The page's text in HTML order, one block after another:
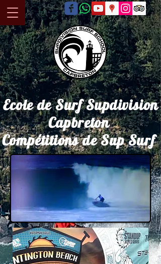
Ecole de Surf Supdivision
Capbreton
Compétitions de Sup Surf